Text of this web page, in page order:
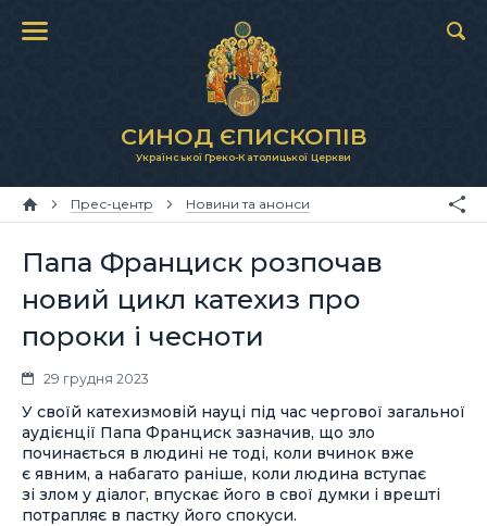
СИНОД ЄПИСКОПІВ
Української Греко-Католицької Церкви
Прес-центр Новини та анонси
Папа Франциск розпочав
новий цикл катехиз про
пороки і чесноти
29 грудня 2023
У своїй катехизмовій науці під час чергової загальної
аудієнції Папа Франциск зазначив, що зло
починається в людині не тоді, коли вчинок вже
є явним, а набагато раніше, коли людина вступає
зі злом у діалог, впускає його в свої думки і врешті
потрапляє в пастку його спокуси.